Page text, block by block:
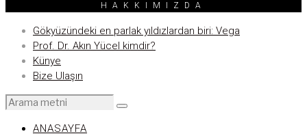
HAKKIMIZDA
Gökyüzündeki en parlak yıldızlardan biri: Vega
Prof. Dr. Akın Yücel kimdir?
Künye
Bize Ulaşın
ANASAYFA